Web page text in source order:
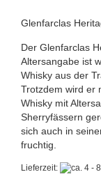
Glenfarclas
Der Glenfarclas
Altersangabe ist
Whisky aus der
Trotzdem wird er
Whisky mit
Sherryfässern
sich auch in
fruchtig.
Lieferzeit: